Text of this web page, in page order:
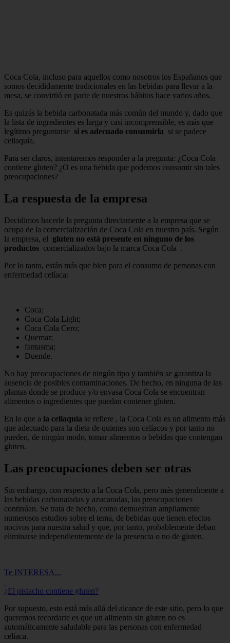
Coca Cola, incluso para aquellos como nosotros los Españanos que
somos decididamente tradicionales en las bebidas para llevar a la
mesa, se convirtió en parte de nuestros hábitos hace varios años.
Es quizás la bebida carbonatada más común del mundo y, dado que
la lista de ingredientes es larga y casi incomprensible, es más que
legítimo preguntarse si es adecuado consumirla si se padece
celiaquía.
Para ser claros, intentaremos responder a la pregunta: ¿Coca Cola
contiene gluten? ¿O es una bebida que podemos consumir sin tales
preocupaciones?
La respuesta de la empresa
Decidimos hacerle la pregunta directamente a la empresa que se
ocupa de la comercialización de Coca Cola en nuestro país. Según
la empresa, el gluten no está presente en ninguno de los
productos comercializados bajo la marca Coca Cola .
Por lo tanto, están más que bien para el consumo de personas con
enfermedad celíaca:
Coca;
Coca Cola Light;
Coca Cola Cero;
Quemar;
fantasma;
Duende.
No hay preocupaciones de ningún tipo y también se garantiza la
ausencia de posibles contaminaciones. De hecho, en ninguna de las
plantas donde se produce y/o envasa Coca Cola se encuentran
alimentos o ingredientes que puedan contener gluten.
En lo que a la celiaquía se refiere , la Coca Cola es un alimento más
que adecuado para la dieta de quienes son celíacos y por tanto no
pueden, de ningún modo, tomar alimentos o bebidas que contengan
gluten.
Las preocupaciones deben ser otras
Sin embargo, con respecto a la Coca Cola, pero más generalmente a
las bebidas carbonatadas y azucaradas, las preocupaciones
continúan. Se trata de hecho, como demuestran ampliamente
numerosos estudios sobre el tema, de bebidas que tienen efectos
nocivos para nuestra salud y que, por tanto, probablemente deban
eliminarse independientemente de la presencia o no de gluten.
Te INTERESA...
¿El pistacho contiene gluten?
Por supuesto, esto está más allá del alcance de este sitio, pero lo que
queremos recordarte es que un alimento sin gluten no es
automáticamente saludable para las personas con enfermedad
celíaca.